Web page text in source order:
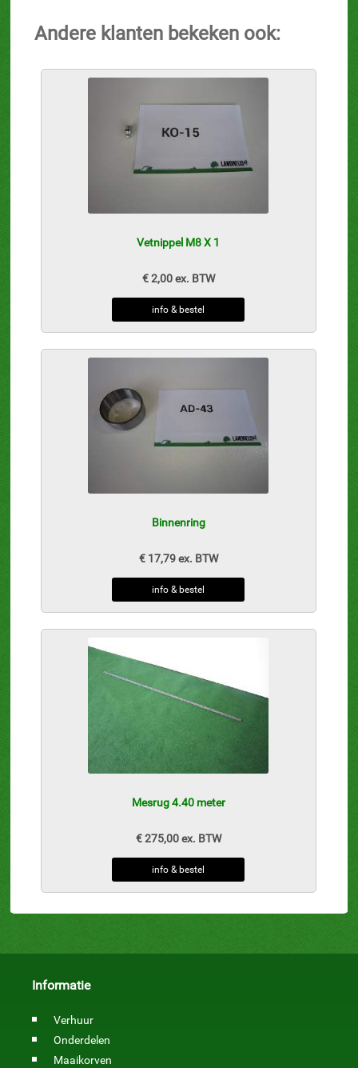
Andere klanten bekeken ook:
Vetnippel M8 X 1
€ 2,00 ex. BTW
info & bestel
Binnenring
€ 17,79 ex. BTW
info & bestel
Mesrug 4.40 meter
€ 275,00 ex. BTW
info & bestel
Informatie
Verhuur
Onderdelen
Maaikorven